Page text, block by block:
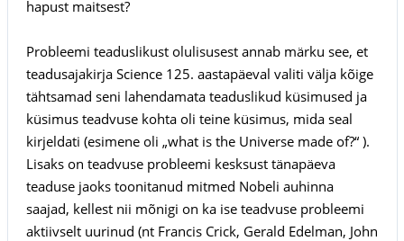
hapust maitsest?
Probleemi teaduslikust olulisusest annab märku see, et
teadusajakirja Science 125. aastapäeval valiti välja kõige
tähtsamad seni lahendamata teaduslikud küsimused ja
küsimus teadvuse kohta oli teine küsimus, mida seal
kirjeldati (esimene oli „what is the Universe made of?“ ).
Lisaks on teadvuse probleemi kesksust tänapäeva
teaduse jaoks toonitanud mitmed Nobeli auhinna
saajad, kellest nii mõnigi on ka ise teadvuse probleemi
aktiivselt uurinud (nt Francis Crick, Gerald Edelman, John